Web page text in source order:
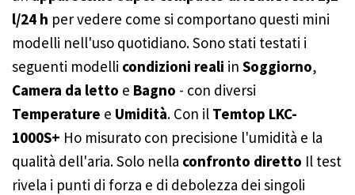
l/24 h per vedere come si comportano questi mini
modelli nell'uso quotidiano. Sono stati testati i
seguenti modelli condizioni reali in Soggiorno,
Camera da letto e Bagno - con diversi
Temperature e Umidità. Con il Temtop LKC-
1000S+ Ho misurato con precisione l'umidità e la
qualità dell'aria. Solo nella confronto diretto Il test
rivela i punti di forza e di debolezza dei singoli